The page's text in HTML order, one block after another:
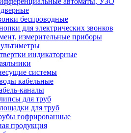
беспроводные
для электрических звонков
измерительные приборы
индикаторные
системы
кабельные
каналы
для труб
для труб
гофрированные
продукция